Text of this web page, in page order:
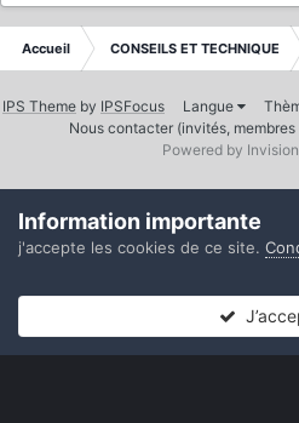
Accueil CONSEILS ET TECHNIQUE
IPS Theme by IPSFocus Langue
Nous contacter (invités,
Powered by
Information importante
j'accepte les cookies de ce site.